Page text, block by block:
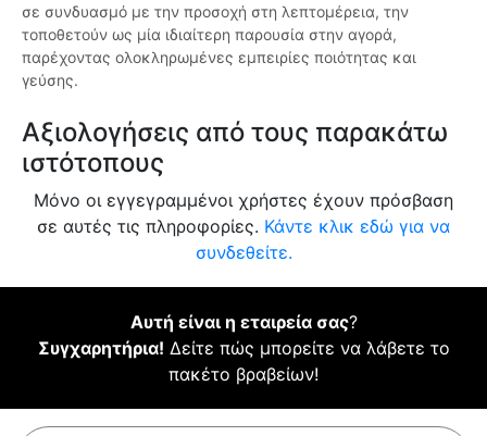
σε συνδυασμό με την προσοχή στη λεπτομέρεια, την
τοποθετούν ως μία ιδιαίτερη παρουσία στην αγορά,
παρέχοντας ολοκληρωμένες εμπειρίες ποιότητας και
γεύσης.
Αξιολογήσεις από τους παρακάτω
ιστότοπους
Μόνο οι εγγεγραμμένοι χρήστες έχουν πρόσβαση
σε αυτές τις πληροφορίες. Κάντε κλικ εδώ για να
συνδεθείτε.
Αυτή είναι η εταιρεία σας?
Συγχαρητήρια! Δείτε πώς μπορείτε να λάβετε το
πακέτο βραβείων!